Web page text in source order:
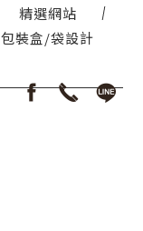
精選網站
包裝盒/袋設計